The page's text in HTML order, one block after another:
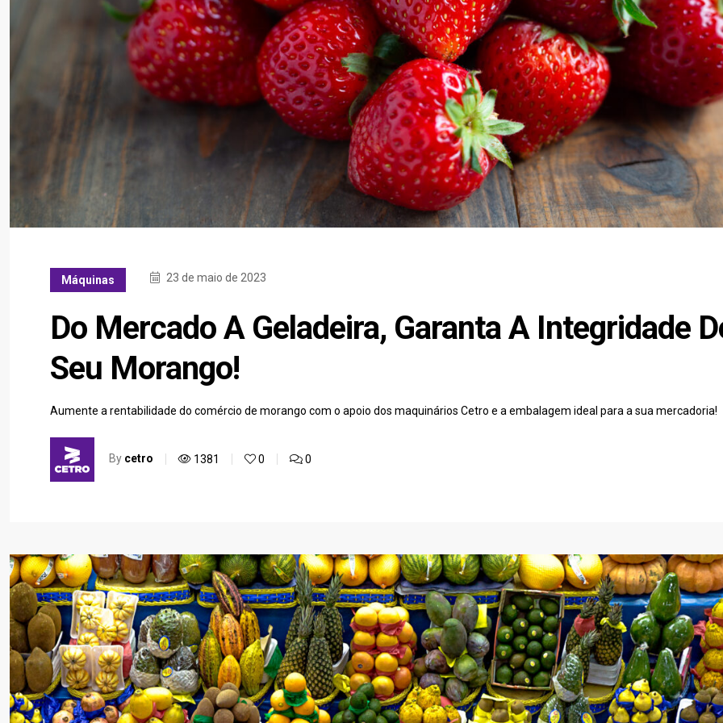
Máquinas 23 de maio de 2023
Do Mercado A Geladeira, Garanta A Integridade
Seu Morango!
Aumente a rentabilidade do comércio de morango com o apoio dos maquinários Cetro e a embalagem ideal para a sua mercadoria!
By cetro 1381 0 0